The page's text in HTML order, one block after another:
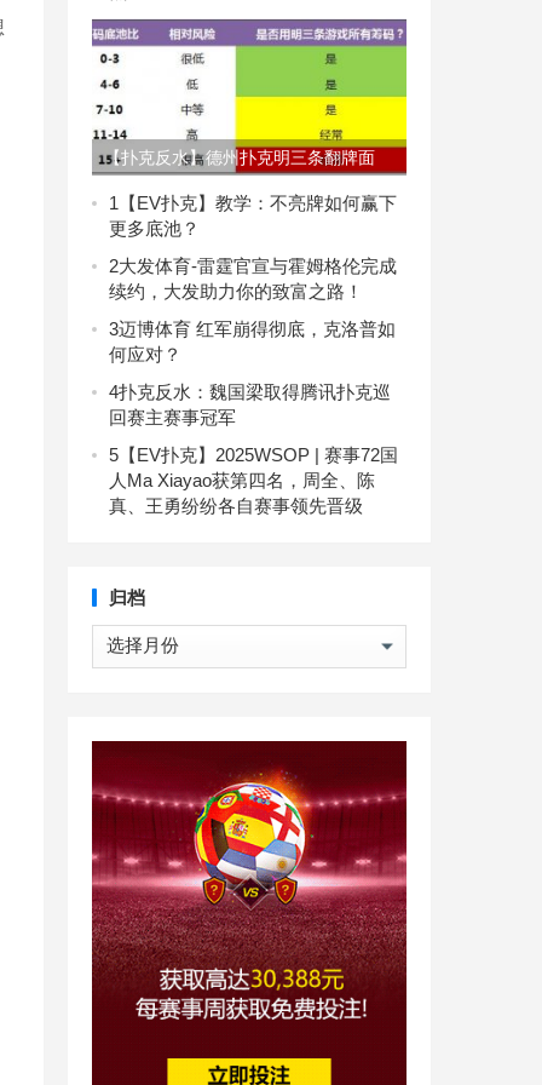
【扑克反水】德州扑克明三条翻牌面
1 【EV扑克】教学：不亮牌如何赢下
更多底池？
2大发体育-雷霆官宣与霍姆格伦完成
续约，大发助力你的致富之路！
3迈博体育 红军崩得彻底，克洛普如
何应对？
4扑克反水：魏国梁取得腾讯扑克巡
回赛主赛事冠军
5 【EV扑克】2025WSOP | 赛事72国
人Ma Xiayao获第四名，周全、陈
真、王勇纷纷各自赛事领先晋级
归档
归